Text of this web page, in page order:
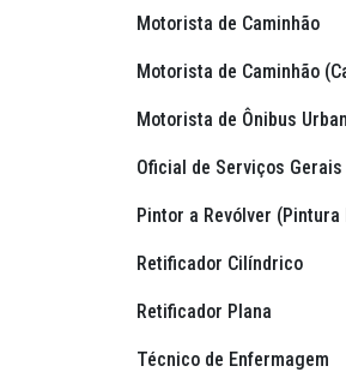
Motorista de Caminhão
Motorista de Caminhão
Motorista de Ônibus
Oficial de Serviços Gerais
Pintor a Revólver
Retificador Cilíndrico
Retificador Plana
Técnico de Enfermagem